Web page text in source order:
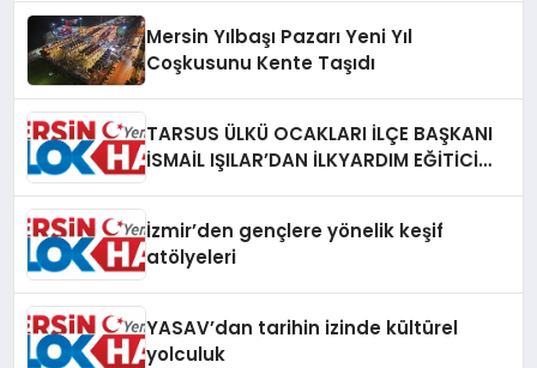
Mersin Yılbaşı Pazarı Yeni Yıl
Coşkusunu Kente Taşıdı
TARSUS ÜLKÜ OCAKLARI İLÇE BAŞKANI
İSMAİL IŞILAR’DAN İLKYARDIM EĞİTİCİ
İzmir’den gençlere yönelik keşif
atölyeleri
YASAV’dan tarihin izinde kültürel
yolculuk